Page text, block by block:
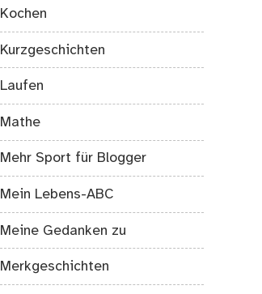
Kochen
Kurzgeschichten
Laufen
Mathe
Mehr Sport für Blogger
Mein Lebens-ABC
Meine Gedanken zu
Merkgeschichten